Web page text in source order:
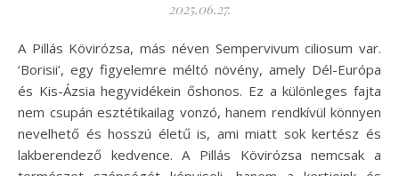
2025.06.27.
A Pillás Kövirózsa, más néven Sempervivum ciliosum var.
‘Borisii’, egy figyelemre méltó növény, amely Dél-Európa
és Kis-Ázsia hegyvidékein őshonos. Ez a különleges fajta
nem csupán esztétikailag vonzó, hanem rendkívül könnyen
nevelhető és hosszú életű is, ami miatt sok kertész és
lakberendező kedvence. A Pillás Kövirózsa nemcsak a